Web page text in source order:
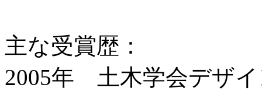
主な受賞歴：
2005年 土木学会デザ